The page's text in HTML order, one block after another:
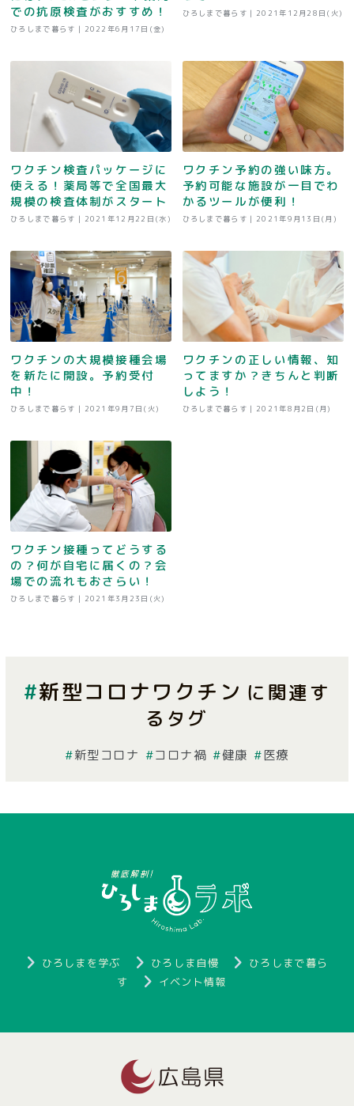
での抗原検査がおすすめ！
ひろしまで暮らす | 2022年6月17日(金)
ひろしまで暮らす | 2021年12月28日(火)
ワクチン検査パッケージに
使える！薬局等で全国最大
規模の検査体制がスタート
ひろしまで暮らす | 2021年12月22日(水)
ワクチン予約の強い味方。
予約可能な施設が一目でわ
かるツールが便利！
ひろしまで暮らす | 2021年9月13日(月)
ワクチンの大規模接種会場
を新たに開設。予約受付
中！
ひろしまで暮らす | 2021年9月7日(火)
ワクチンの正しい情報、知
ってますか？きちんと判断
しよう！
ひろしまで暮らす | 2021年8月2日(月)
ワクチン接種ってどうする
の？何が自宅に届くの？会
場での流れもおさらい！
ひろしまで暮らす | 2021年3月23日(火)
新型コロナワクチン に関連す
るタグ
新型コロナ コロナ禍 健康 医療
ひろしまを学ぶ ひろしま自慢
ひろしまで暮ら
す
イベント情報